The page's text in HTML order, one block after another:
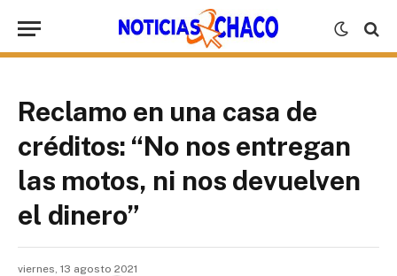
Reclamo en una casa de
créditos: “No nos entregan
las motos, ni nos devuelven
el dinero”
viernes, 13 agosto 2021